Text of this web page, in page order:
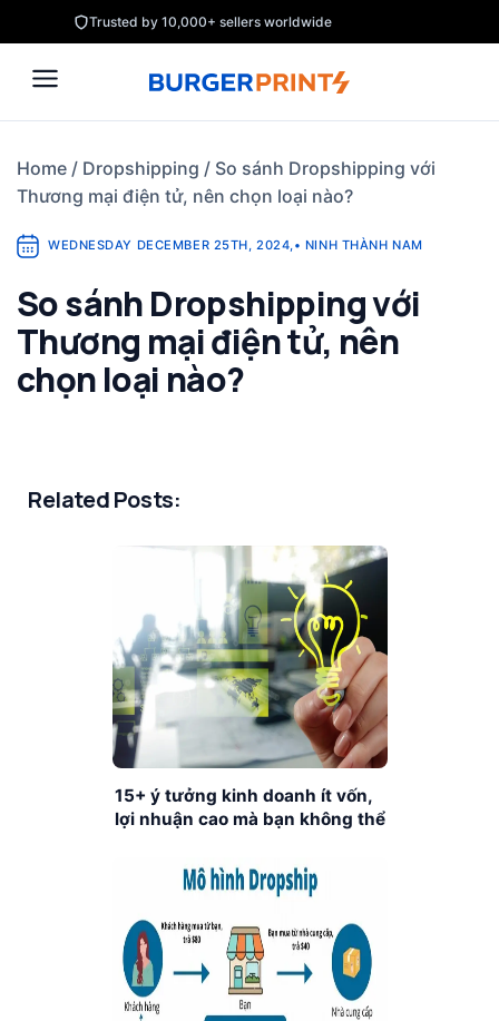
to
content
Trusted by 10,000+ sellers worldwide
Home / Dropshipping / So sánh Dropshipping với
Thương mại điện tử, nên chọn loại nào?
WEDNESDAY DECEMBER 25TH, 2024,• NINH THÀNH NAM
So sánh Dropshipping với
Thương mại điện tử, nên
chọn loại nào?
Related Posts:
15+ ý tưởng kinh doanh ít vốn,
lợi nhuận cao mà bạn không thể